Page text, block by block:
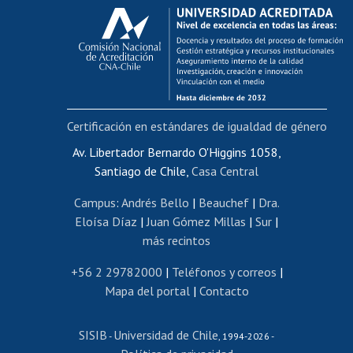
Calificación académica
Postulación al AUCAI
Funcionarias/os
Cursos internos de capacitación
Bienestar del personal
Portal de movilidad interna
Certificado de renta
Certificado de renta honorarios
Editar páginas blancas
Extranjeras/os
Revalidación y reconocimiento de títulos
Postulación al Programa de Movilidad Estudiantil
Cursos de español
Av. Libertador Bernardo O'Higgins 1058,
Santiago de Chile, Casa Central
Campus: Andrés Bello | Beauchef| Dra.
Eloísa Díaz |Juan Gómez Millas | Sur |
más recintos
+56 2 29782000 | Teléfonos y correos |
Mapa del portal| Contacto
SISIB - Universidad de Chile, 1994-2026 -
Certificación en estándares de igualdad de género